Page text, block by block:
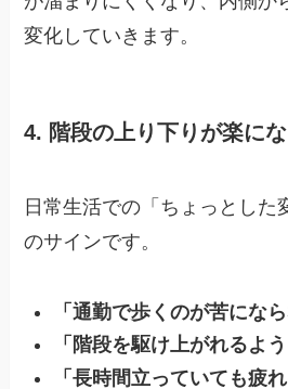
変化していきます。
4. 階段の上り下りが楽に
日常生活での「ちょっとした
のサインです。
「通勤で歩くのが苦にな
「階段を駆け上がれるよ
「長時間立っていても疲